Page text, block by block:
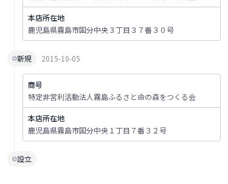
本店所在地
鹿児島県霧島市国分中央３丁目３７番３０号
新規 2015-10-05
商号
特定非営利活動法人霧島ふるさと命の森をつくる会
本店所在地
鹿児島県霧島市国分中央１丁目７番３２号
設立